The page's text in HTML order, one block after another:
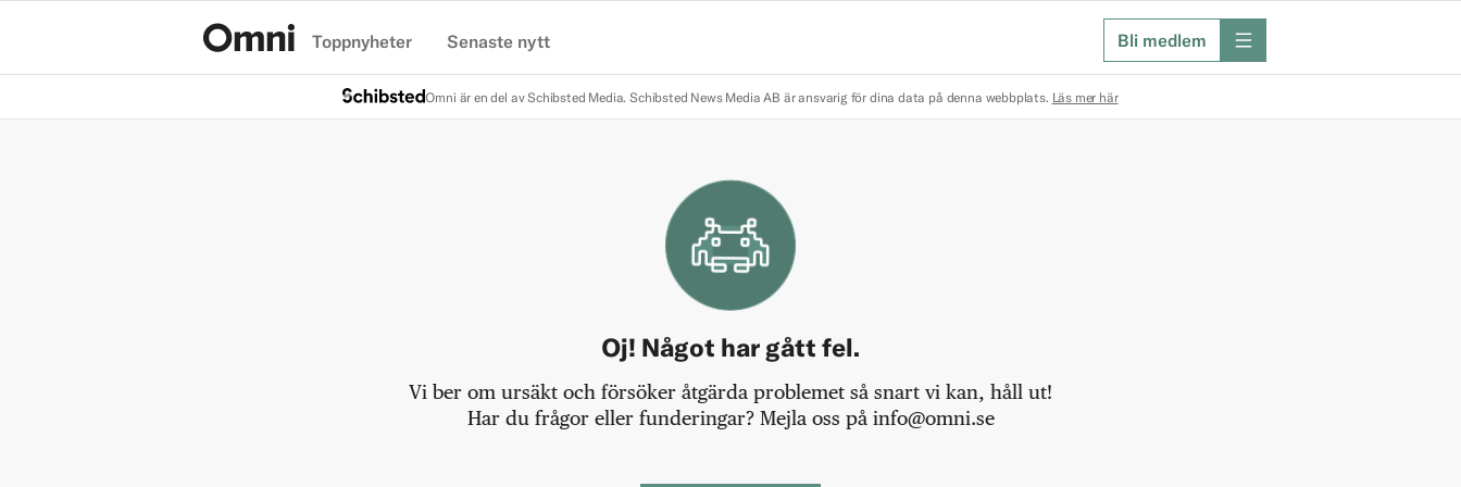
Toppnyheter Senaste nytt Bli medlem meny
Omni är en del av Schibsted Media. Schibsted News Media AB är ansvarig för dina data på denna webbplats. Läs mer här
Oj! Något har gått fel.
Vi ber om ursäkt och försöker åtgärda problemet så snart vi kan, håll ut!
Har du frågor eller funderingar? Mejla oss på info@omni.se